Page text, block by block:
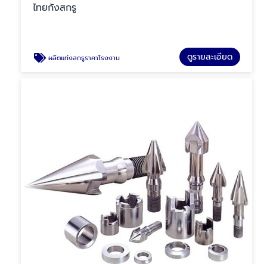
ไทยกังสกรู
ผลิตแท่งสกรูราคาโรงงาน ดูรายละเอียด